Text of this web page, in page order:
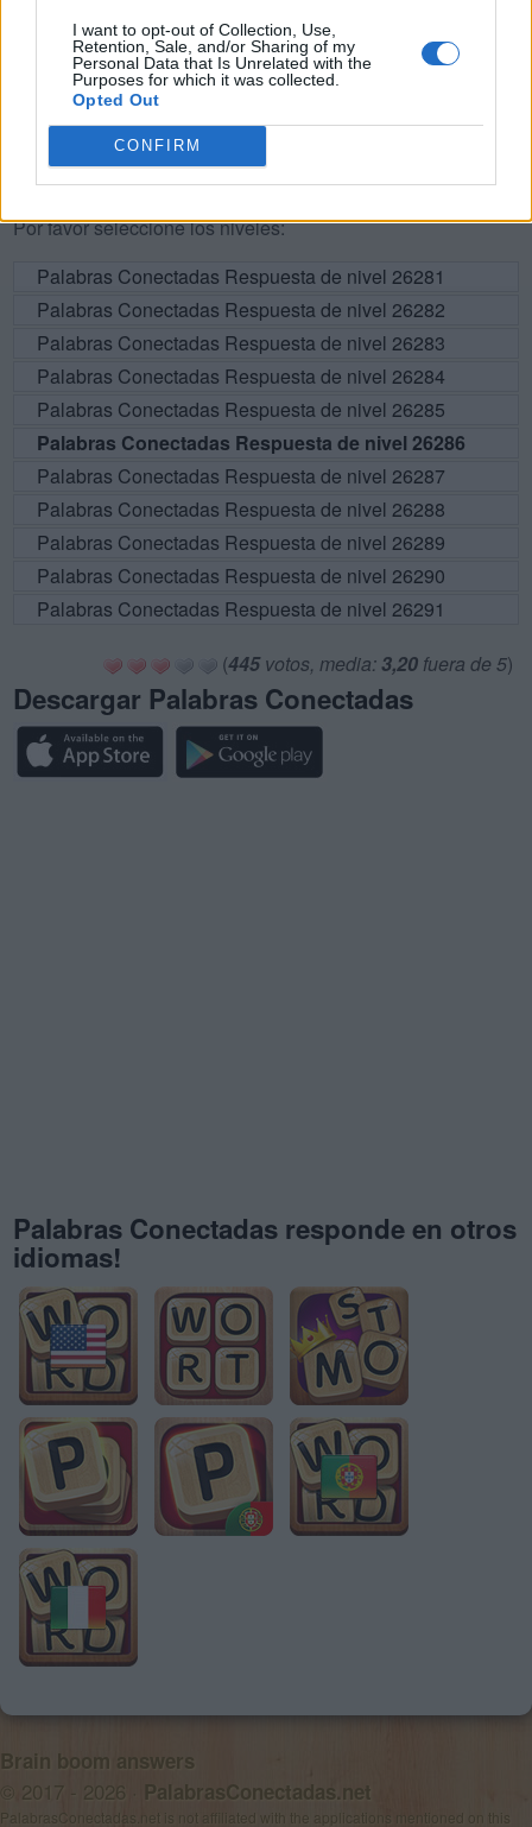
I want to opt-out of Collection, Use,
Retention, Sale, and/or Sharing of my
Personal Data that Is Unrelated with the
Purposes for which it was collected.
Opted Out
CONFIRM
L C E N
BUSCAR MÁS
RESPUESTAS
Por favor seleccione los niveles:
Palabras Conectadas Respuesta de nivel 26281
Palabras Conectadas Respuesta de nivel 26282
Palabras Conectadas Respuesta de nivel 26283
Palabras Conectadas Respuesta de nivel 26284
Palabras Conectadas Respuesta de nivel 26285
Palabras Conectadas Respuesta de nivel 26286
Palabras Conectadas Respuesta de nivel 26287
Palabras Conectadas Respuesta de nivel 26288
Palabras Conectadas Respuesta de nivel 26289
Palabras Conectadas Respuesta de nivel 26290
Palabras Conectadas Respuesta de nivel 26291
(445votos, media: 3,20 fuera de 5)
Descargar Palabras Conectadas
Palabras Conectadas responde en otros
idiomas!
Brain boom answers
© 2017 - 2026 · PalabrasConectadas.net
PalabrasConectadas.net is not affiliated with the applications mentioned on this